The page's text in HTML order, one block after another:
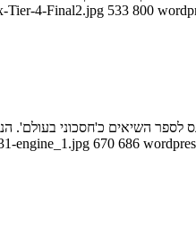
Tier-4-Final2.jpg 533 800
לספר השיאים כ'חסכוני בעולם'.
engine_1.jpg 670 686